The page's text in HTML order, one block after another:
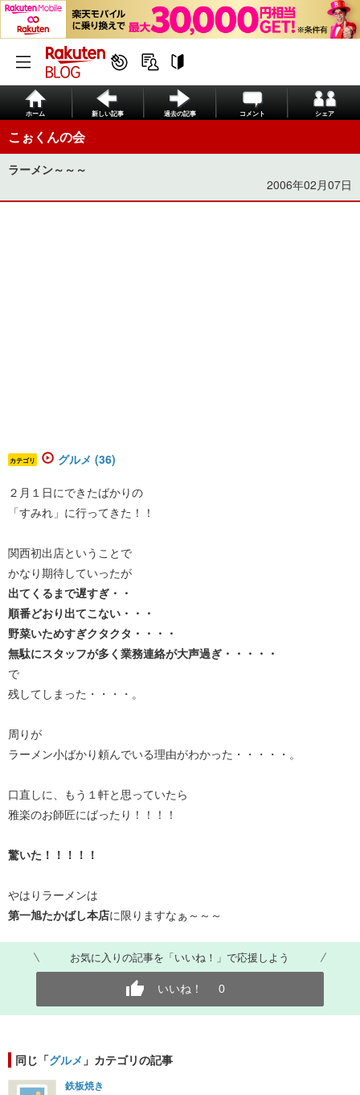
ホーム 新しい記事 過去の記事 コメント シェア
こぉくんの会
ラーメン～～～
2006年02月07日
カテゴリ グルメ (36)
２月１日にできたばかりの
「すみれ」に行ってきた！！
関西初出店ということで
かなり期待していったが
出てくるまで遅すぎ・・
順番どおり出てこない・・・
野菜いためすぎクタクタ・・・・
無駄にスタッフが多く業務連絡が大声過ぎ・・・・・
で
残してしまった・・・・。
周りが
ラーメン小ばかり頼んでいる理由がわかった・・・・・。
口直しに、もう１軒と思っていたら
雅楽のお師匠にばったり！！！！
驚いた！！！！！
やはりラーメンは
第一旭たかばし本店に限りますなぁ～～～
お気に入りの記事を「いいね！」で応援しよう
いいね！ 0
同じ「グルメ 」カテゴリの記事
鉄板焼き